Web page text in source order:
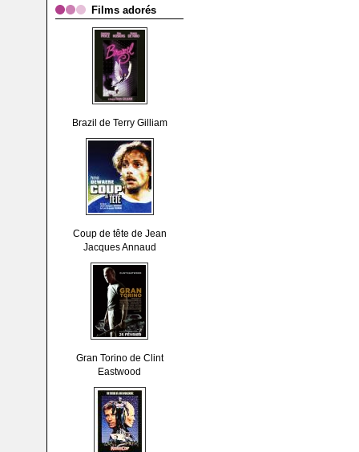
Films adorés
Brazil de Terry Gilliam
Coup de tête de Jean
Jacques Annaud
Gran Torino de Clint
Eastwood